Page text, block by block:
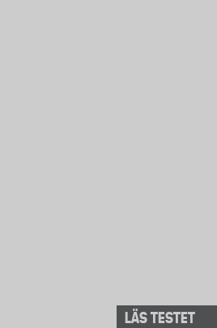
LÄS TESTET